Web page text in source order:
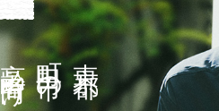
東
京
都
町
田
市
の
高齢者向け